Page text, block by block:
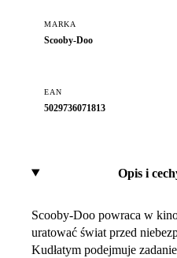
MARKA
Scooby-Doo
EAN
5029736071813
Opis i
Scooby-Doo powraca w
uratować świat przed
Kudłatym podejmuje